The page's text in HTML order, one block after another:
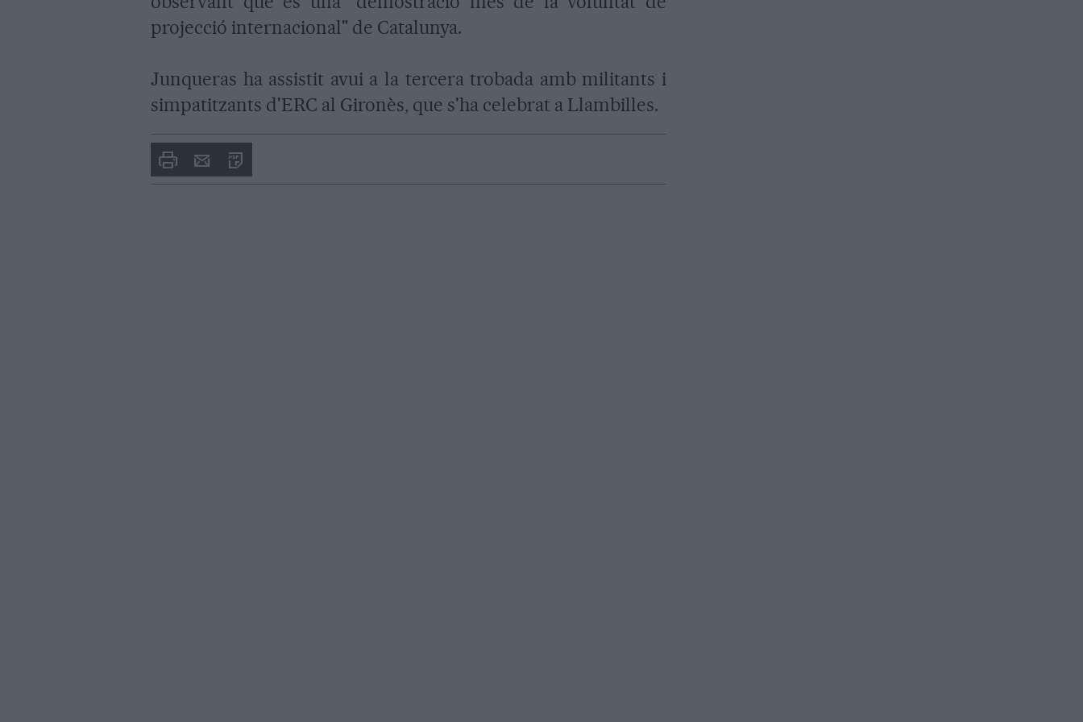
projecció internacional" de Catalunya.
Junqueras ha assistit avui a la tercera trobada amb militants i
simpatitzants d'ERC al Gironès, que s'ha celebrat a Llambilles.
Envia
un